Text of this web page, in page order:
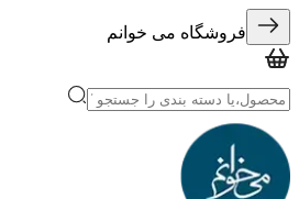
فروشگاه می خوانم